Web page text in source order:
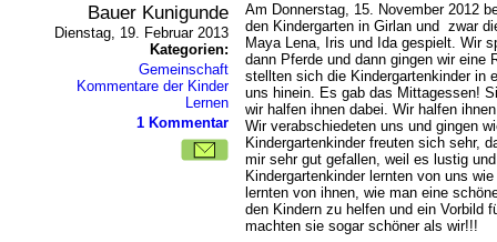
Bauer Kunigunde
Dienstag, 19. Februar 2013
Kategorien:
Gemeinschaft
Kommentare der Kinder
Lernen
1 Kommentar
Am Donnerstag, 15. November 2012
den Kindergarten in Girlan und zwar
Maya Lena, Iris und Ida gespielt. Wir
dann Pferde und dann gingen wir eine
stellten sich die Kindergartenkinder in
uns hinein. Es gab das Mittagessen!
wir halfen ihnen dabei. Wir halfen
Wir verabschiedeten uns und gingen
Kindergartenkinder freuten sich sehr,
mir sehr gut gefallen, weil es lustig
Kindergartenkinder lernten von uns
lernten von ihnen, wie man eine
den Kindern zu helfen und ein Vorbild
machten sie sogar schöner als wir!!!